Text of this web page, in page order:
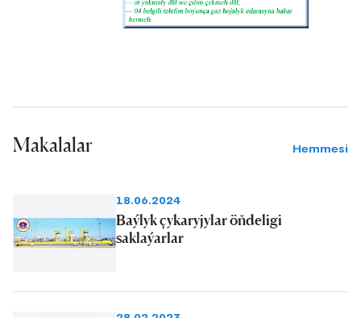
Makalalar Hemmesi
18.06.2024
Baýlyk çykaryjylar öňdeligi
saklaýarlar